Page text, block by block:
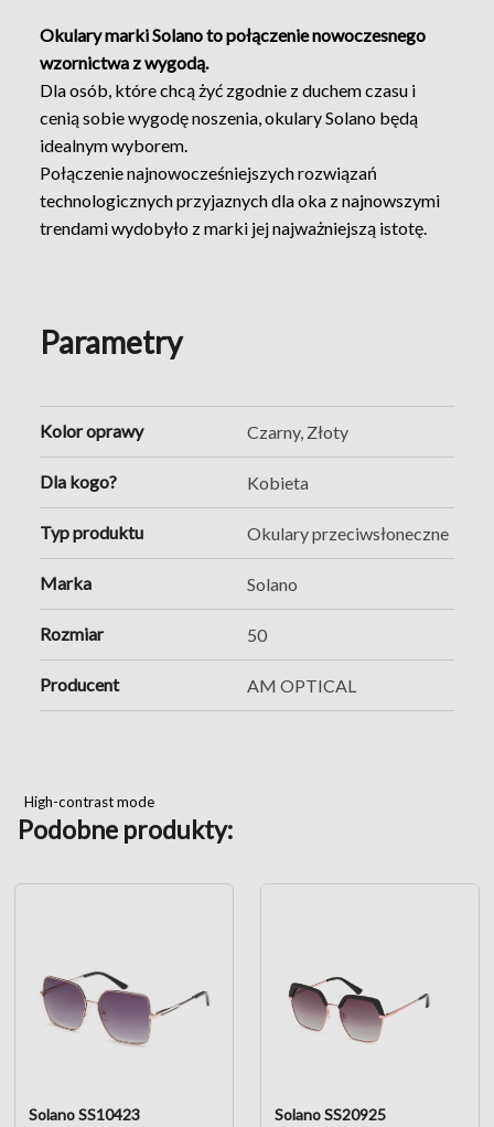
Okulary marki Solano to połączenie nowoczesnego
wzornictwa z wygodą.
Dla osób, które chcą żyć zgodnie z duchem czasu i
cenią sobie wygodę noszenia, okulary Solano będą
idealnym wyborem.
Połączenie najnowocześniejszych rozwiązań
technologicznych przyjaznych dla oka z najnowszymi
trendami wydobyło z marki jej najważniejszą istotę.
Parametry
Kolor oprawy Czarny, Złoty
Dla kogo? Kobieta
Typ produktu Okulary przeciwsłoneczne
Marka Solano
Rozmiar 50
Producent AM OPTICAL
High-contrast mode
Podobne produkty:
Solano SS10423 Solano SS20925